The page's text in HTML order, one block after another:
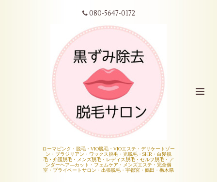
080-5647-0172
ローマピンク・脱毛・VIO脱毛・VIOエステ・デリケートゾー
ン・ブラジリアン・ワックス脱毛・光脱毛・SHR・白髪脱
毛・介護脱毛・メンズ脱毛・レディス脱毛・セルフ脱毛・ア
ンダーヘア―カット・フェムケア・メンズエステ・完全個
室・プライベートサロン・出張脱毛・宇都宮・鶴田・栃木県